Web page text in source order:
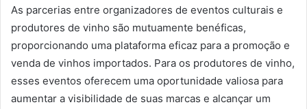
As parcerias entre organizadores de eventos culturais e
produtores de vinho são mutuamente benéficas,
proporcionando uma plataforma eficaz para a promoção e
venda de vinhos importados. Para os produtores de vinho,
esses eventos oferecem uma oportunidade valiosa para
aumentar a visibilidade de suas marcas e alcançar um